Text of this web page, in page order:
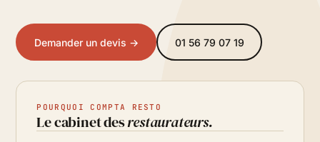
Demander un devis → 01 56 79 07 19
POURQUOI COMPTA RESTO
Le cabinet desrestaurateurs.